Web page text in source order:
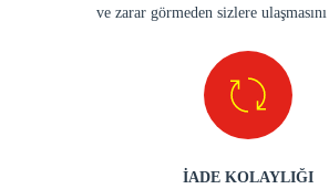
ve zarar görmeden sizlere ulaşmasını
İADE KOLAYLIĞI